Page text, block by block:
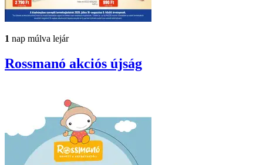
1 nap múlva lejár
Rossmanó akciós újság